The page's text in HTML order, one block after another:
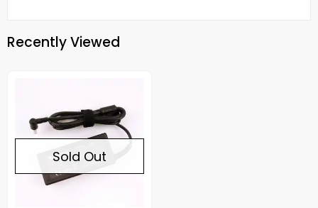
Recently Viewed
Sold Out